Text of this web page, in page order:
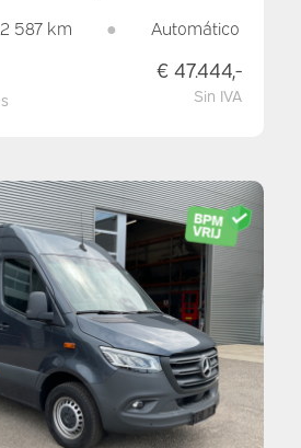
EN LOS ASIENTOS/ 270
CÁMARA/ CRUISE
587 km ● Automático
€ 47.444,-
Sin IVA